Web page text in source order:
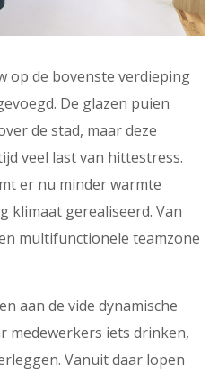
op de bovenste verdieping
De glazen puien
de stad, maar deze
veel last van hittestress.
er nu minder warmte
klimaat gerealiseerd. Van
multifunctionele teamzone
aan de vide dynamische
medewerkers iets drinken,
Vanuit daar lopen